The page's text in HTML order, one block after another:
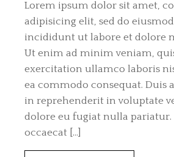
Lorem ipsum dolor sit amet,
adipisicing elit, sed do
incididunt ut labore et dolore
Ut enim ad minim veniam,
exercitation ullamco laboris
ea commodo consequat. Duis
in reprehenderit in voluptate
dolore eu fugiat nulla pariatur.
occaecat […]